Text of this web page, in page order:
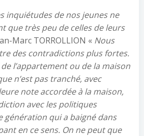
inquiétudes de nos jeunes ne
que très peu de celles de leurs
Marc TORROLLION « Nous
des contradictions plus fortes.
l’appartement ou de la maison
n’est pas tranché, avec
note accordée à la maison,
avec les politiques
génération qui a baigné dans
en ce sens. On ne peut que